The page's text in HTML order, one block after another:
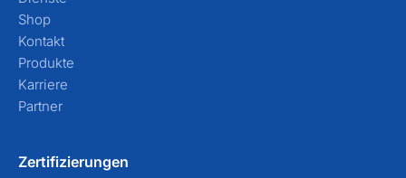
Shop
Kontakt
Produkte
Karriere
Partner
Zertifizierungen